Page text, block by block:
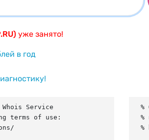
уже занято!
в год
Service
terms of use:
%
%